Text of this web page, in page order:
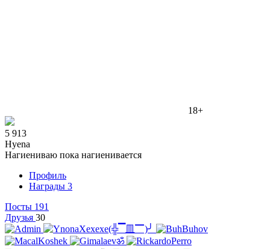
18+
5 913
Hyena
Нагиениваю пока нагиенивается
Профиль
Награды 3
Посты 191
Друзья 30